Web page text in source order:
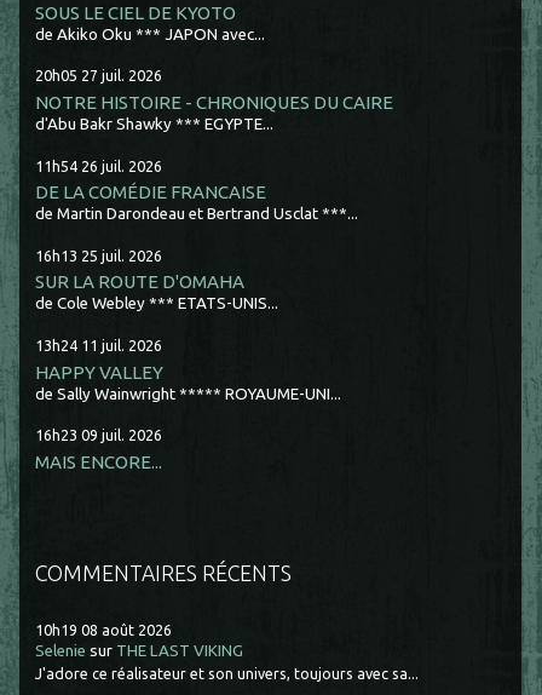
SOUS LE CIEL DE KYOTO
de Akiko Oku *** JAPON avec...
20h05 27 juil. 2026
NOTRE HISTOIRE - CHRONIQUES DU CAIRE
d'Abu Bakr Shawky *** EGYPTE...
11h54 26 juil. 2026
DE LA COMÉDIE FRANCAISE
de Martin Darondeau et Bertrand Usclat ***...
16h13 25 juil. 2026
SUR LA ROUTE D'OMAHA
de Cole Webley *** ETATS-UNIS...
13h24 11 juil. 2026
HAPPY VALLEY
de Sally Wainwright ***** ROYAUME-UNI...
16h23 09 juil. 2026
MAIS ENCORE...
COMMENTAIRES RÉCENTS
10h19 08 août 2026
Selenie sur THE LAST VIKING
J'adore ce réalisateur et son univers, toujours avec sa...